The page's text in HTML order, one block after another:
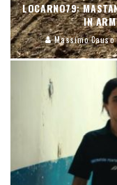
LOCARNO79:
IN
Massimo Causo